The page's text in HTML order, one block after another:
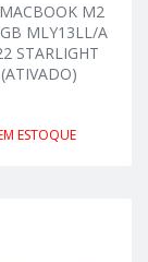
M2
MLY13LL/A
STARLIGHT
ESTOQUE